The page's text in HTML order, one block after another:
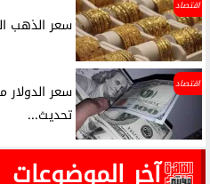
اقتصاد
سعر الذهب
اقتصاد
سعر الدولار
تحديث...
آخر الموضوعات